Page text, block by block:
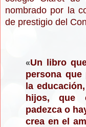
nombrado por la
de prestigio del
«Un libro
persona que
la
hijos, que
padezca o
crea en el